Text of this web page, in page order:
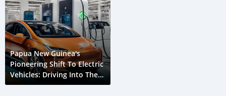
Papua New Guinea's
Pioneering Shift To Electric
Vehicles: Driving Into The
Future